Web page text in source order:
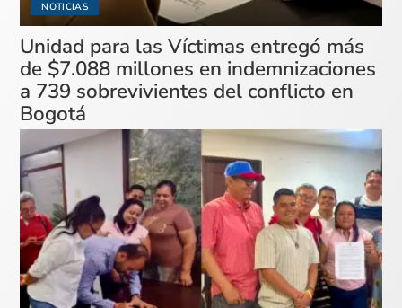
NOTICIAS
Unidad para las Víctimas entregó más
de $7.088 millones en indemnizaciones
a 739 sobrevivientes del conflicto en
Bogotá